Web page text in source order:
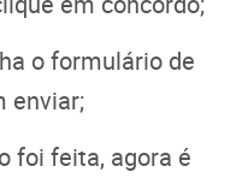
o formulário de
enviar;
foi feita, agora é